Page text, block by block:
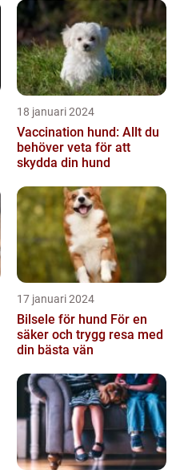
18 januari 2024
Vaccination hund: Allt du
behöver veta för att
skydda din hund
17 januari 2024
Bilsele för hund För en
säker och trygg resa med
din bästa vän